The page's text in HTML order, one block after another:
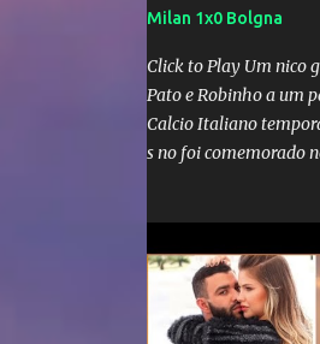
Milan 1x0 Bolgna
Click to Play Um nico
Pato e Robinho a um
Calcio Italiano
s no foi comemorado
voltandoa Italia e
Internazionale.Na
definido e tem o Milan